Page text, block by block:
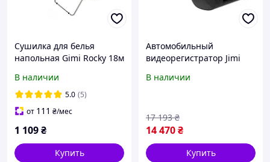
Сушилка для белья
напольная Gimi Rocky 18м
В наличии
5.0 (5)
от 111 ₴/мес
1 109₴
Купить
Автомобильный
видеорегистратор Jimi
В наличии
14 470₴
17 193 ₴
Купить